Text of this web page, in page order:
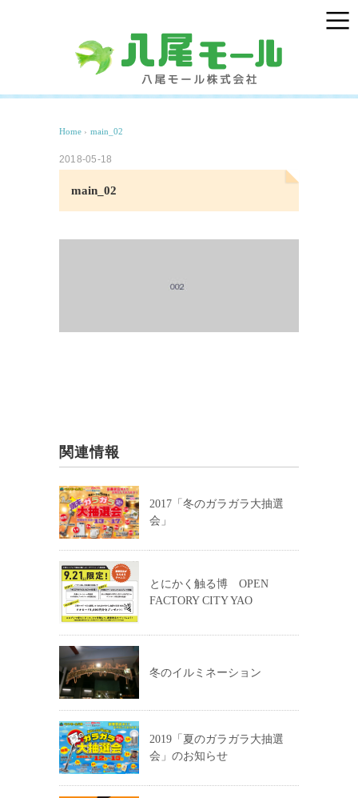
Home › main_02
2018-05-18
main_02
関連情報
2017「冬のガラガラ大抽選
会」
とにかく触る博 OPEN
FACTORY CITY YAO
冬のイルミネーション
2019「夏のガラガラ大抽選
会」のお知らせ